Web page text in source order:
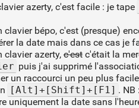
azerty, c'est facile : je tape
bépo, c'est (presque)
la date mais dans ce cas je
clavier azerty, c'estc'était la
puis j'ai supprimé
un raccourci un peu plus
[Alt]+[Shift]+[F1] . NB :
uniquement la date sans